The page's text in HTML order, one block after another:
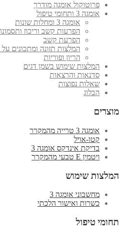
פרוטוקול אומגה מודרך
אומגה 3 ותחומי טיפול
אומגה 3 ומחלות שונות
הפרעות קשב וריכוז
הפרעת קשב
המלצות תזונה ומתכונים על
הריון ופוריות
המלצות שימוש בשמן דגים
סדנאות והרצאות
שאלות נפוצות
הבלוג
מוצרים
אומגה 3 טרייה מהמקרר
קטו-אויל
בדיקת אינדקס אומגה 3
ויטמין E טבעי מהמקרר
המלצות שימוש
מחשבוני אומגה 3
כשרות ואישור הלכתי
תחומי טיפול